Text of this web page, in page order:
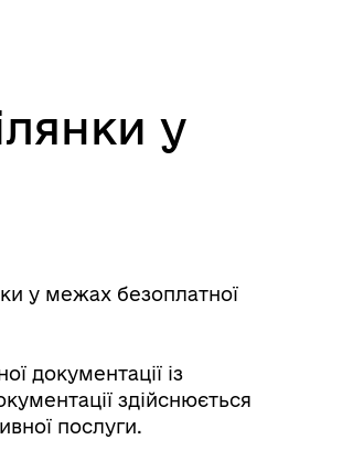
у
у межах безоплатної
документації із
здійснюється
послуги.